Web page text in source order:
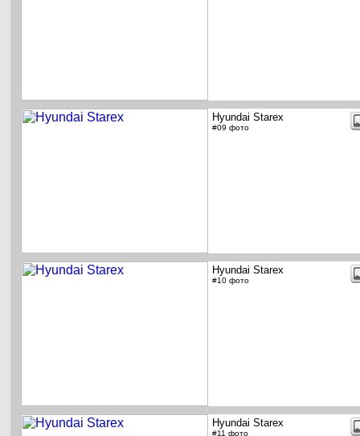
Hyundai Starex
#09 фото
Hyundai Starex
#10 фото
Hyundai Starex
#11 фото